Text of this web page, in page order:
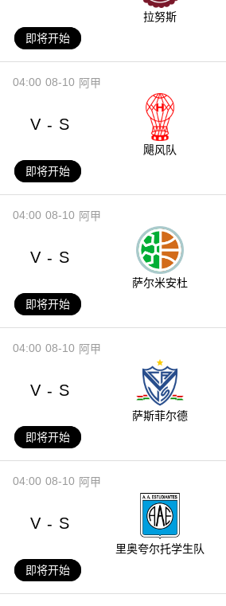
拉努斯
即将开始
08-10
04:00 阿甲
V - S
飓风队
即将开始
08-10
04:00 阿甲
V - S
萨尔米安杜
即将开始
08-10
04:00 阿甲
V - S
萨斯菲尔德
即将开始
08-10
04:00 阿甲
V - S
里奥夸尔托学生队
即将开始